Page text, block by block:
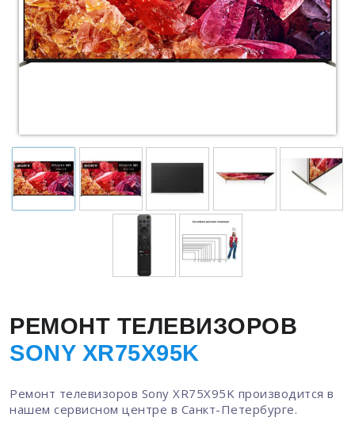
РЕМОНТ ТЕЛЕВИЗОРОВ
SONY XR75X95K
Ремонт телевизоров Sony XR75X95K производится в
нашем сервисном центре в Санкт-Петербурге.